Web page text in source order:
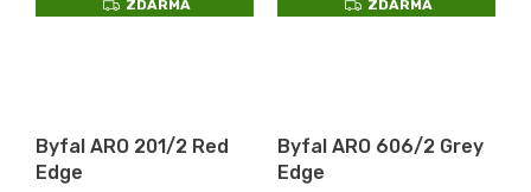
Z
D
ZDARMA
Byfal ARO 201/2 Red
Edge
Z
D
ZDARMA
Byfal ARO 606/2 Grey
Edge